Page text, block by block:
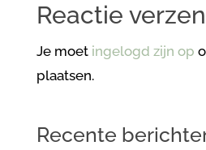
Reactie
Je moet ingelogd zijn op
plaatsen.
Recente